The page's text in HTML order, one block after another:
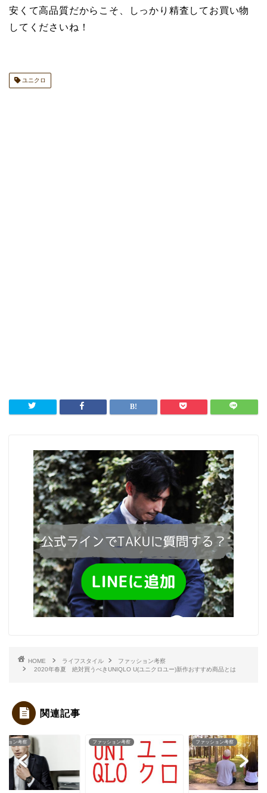
安くて高品質だからこそ、しっかり精査してお買い物
してくださいね！
ユニクロ
HOME ライフスタイル
ファッション考察
2020年春夏 絶対買うべきUNIQLO U(ユニクロユー)新作おすすめ商品とは
関連記事
ション考察 ファッション考察 ファッション考察